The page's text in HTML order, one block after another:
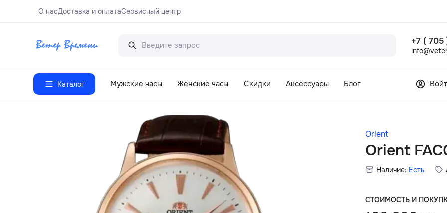
О насДоставка и оплатаСервисный центр
+7 ( 705
Каталог Мужские часы Женские часы Скидки Аксессуары Блог
Orient
Orient
Наличие: Есть
СТОИМОСТЬ И